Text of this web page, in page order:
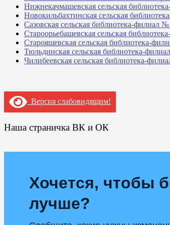
Нижнекачмашевская сельская
Новокильбахтинская сельская
Сазовская сельская библиотека-филиал
Староорьебашевская сельская
Старояшевская сельская библиотека-
Тюльдинская сельская библиотека-
Чилибеевская сельская библиотека-
Версия слабовидящим!
Наша страничка ВК и ОК
Хочется, чтобы
лучше?